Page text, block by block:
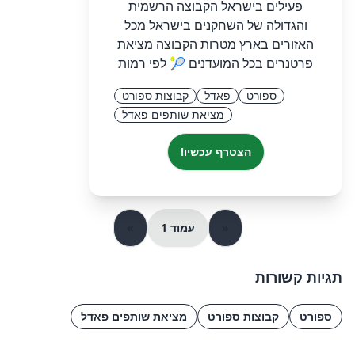
פעילים בישראל הקבוצה הרשמית
והגדולה של השחקנים בישראל מכל
האזורים בארץ מטרות הקבוצה מציאת
פרטנרים בכל המועדנים 🎾 לפי רמות
ספורט פאדל
קבוצות ספורט
מציאת שותפים פאדל
הצטרף עכשיו!
עמוד 1
תגיות קשורות
ספורט קבוצות ספורט מציאת שותפים פאדל